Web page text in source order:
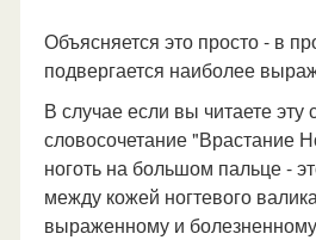
Объясняется это просто - в
подвергается наиболее
В случае если вы читаете
словосочетание "Врастание
ноготь на большом пальце -
между кожей ногтевого
выраженному и